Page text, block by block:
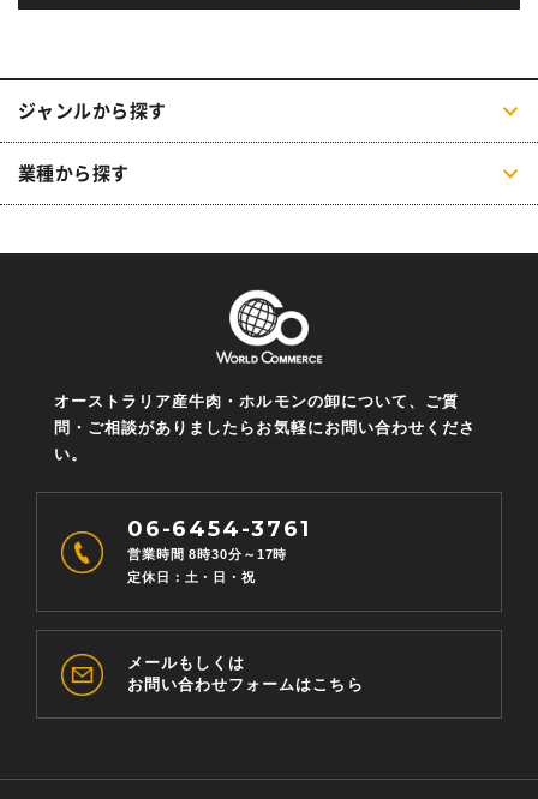
ジャンルから探す
業種から探す
オーストラリア産牛肉・ホルモンの卸について、ご質
問・ご相談がありましたらお気軽にお問い合わせくださ
い。
06-6454-3761
営業時間 8時30分～17時
定休日：土・日・祝
メールもしくは
お問い合わせフォームはこちら